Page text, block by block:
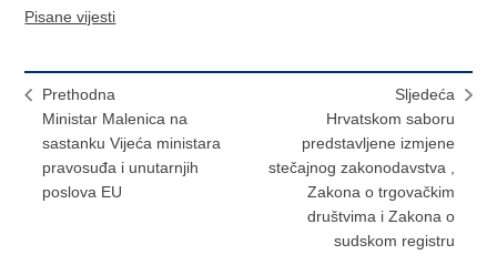
Pisane vijesti
Prethodna
Ministar Malenica na
sastanku Vijeća ministara
pravosuđa i unutarnjih
poslova EU
Sljedeća
Hrvatskom saboru
predstavljene izmjene
stečajnog zakonodavstva ,
Zakona o trgovačkim
društvima i Zakona o
sudskom registru